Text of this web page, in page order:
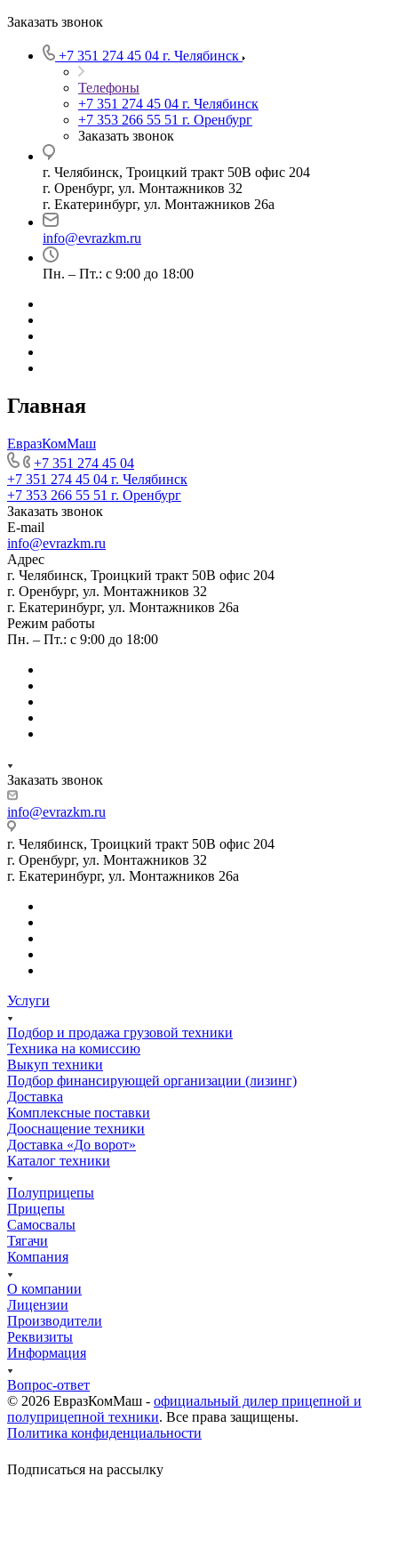
Заказать звонок
+7 351 274 45 04 г. Челябинск
Телефоны
+7 351 274 45 04 г. Челябинск
+7 353 266 55 51 г. Оренбург
Заказать звонок
г. Челябинск, Троицкий тракт 50В офис 204
г. Оренбург, ул. Монтажников 32
г. Екатеринбург, ул. Монтажников 26а
info@evrazkm.ru
Пн. – Пт.: с 9:00 до 18:00
Главная
ЕвразКомМаш
+7 351 274 45 04
+7 351 274 45 04 г. Челябинск
+7 353 266 55 51 г. Оренбург
Заказать звонок
E-mail
info@evrazkm.ru
Адрес
г. Челябинск, Троицкий тракт 50В офис 204
г. Оренбург, ул. Монтажников 32
г. Екатеринбург, ул. Монтажников 26а
Режим работы
Пн. – Пт.: с 9:00 до 18:00
Заказать звонок
info@evrazkm.ru
г. Челябинск, Троицкий тракт 50В офис 204
г. Оренбург, ул. Монтажников 32
г. Екатеринбург, ул. Монтажников 26а
Услуги
Подбор и продажа грузовой техники
Техника на комиссию
Выкуп техники
Подбор финансирующей организации (лизинг)
Доставка
Комплексные поставки
Дооснащение техники
Доставка «До ворот»
Каталог техники
Полуприцепы
Прицепы
Самосвалы
Тягачи
Компания
О компании
Лицензии
Производители
Реквизиты
Информация
Вопрос-ответ
© 2026 ЕвразКомМаш - официальный дилер прицепной и
полуприцепной техники. Все права защищены.
Политика конфиденциальности
Подписаться на рассылку